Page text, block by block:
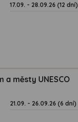
17.09. - 28.09.26 (12 dní)
městy UNESCO
21.09. - 26.09.26 (6 dní)